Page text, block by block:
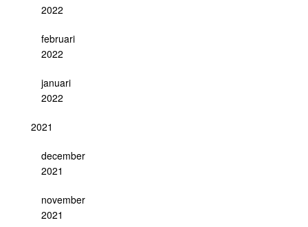
2022
februari
2022
januari
2022
2021
december
2021
november
2021